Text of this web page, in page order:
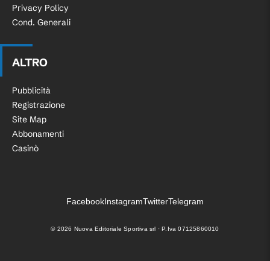
Privacy Policy
Cond. Generali
ALTRO
Pubblicità
Registrazione
Site Map
Abbonamenti
Casinò
FacebookInstagramTwitterTelegram
© 2026 Nuova Editoriale Sportiva srl · P.Iva 07125860010